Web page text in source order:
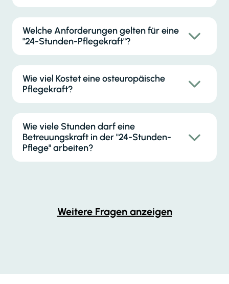
Welche Anforderungen gelten für eine
"24-Stunden-Pflegekraft"?
Wie viel Kostet eine osteuropäische
Pflegekraft?
Wie viele Stunden darf eine
Betreuungskraft in der "24-Stunden-
Pflege" arbeiten?
Weitere Fragen anzeigen